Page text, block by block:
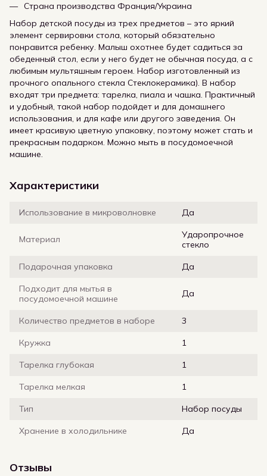
Страна производства Франция/Украина
Набор детской посуды из трех предметов – это яркий
элемент сервировки стола, который обязательно
понравится ребенку. Малыш охотнее будет садиться за
обеденный стол, если у него будет не обычная посуда, а с
любимым мультяшным героем. Набор изготовленный из
прочного опального стекла Стеклокерамика). В набор
входят три предмета: тарелка, пиала и чашка. Практичный
и удобный, такой набор подойдет и для домашнего
использования, и для кафе или другого заведения. Он
имеет красивую цветную упаковку, поэтому может стать и
прекрасным подарком. Можно мыть в посудомоечной
машине.
Характеристики
Использование в микроволновке Да
Материал
Ударопрочное
стекло
Подарочная упаковка Да
Подходит для мытья в
посудомоечной машине
Да
Количество предметов в наборе 3
Кружка 1
Тарелка глубокая 1
Тарелка мелкая 1
Тип Набор посуды
Хранение в холодильнике Да
Отзывы